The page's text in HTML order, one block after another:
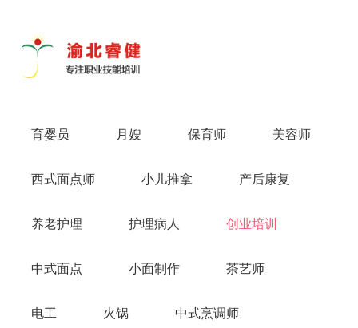
育婴员
月嫂 保育师 美容师
西式面点师 小儿推拿 产后康复
养老护理 护理病人 创业培训
中式面点 小面制作 茶艺师
电工 火锅 中式烹调师